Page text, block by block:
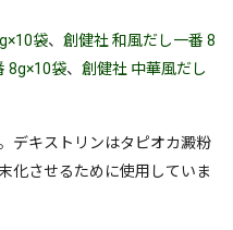
袋、創健社 和風だし一番 8
8g×10袋、創健社 中華風だし
デキストリンはタピオカ澱粉
化させるために使用していま